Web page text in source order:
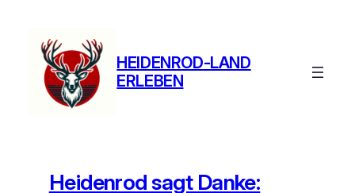
springen
HEIDENROD-LAND
ERLEBEN
Heidenrod sagt Danke: